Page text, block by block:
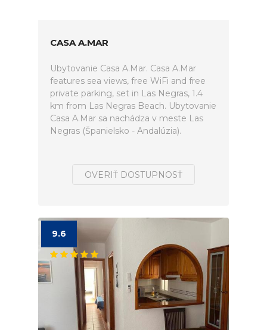
CASA A.MAR
Ubytovanie Casa A.Mar. Casa A.Mar
features sea views, free WiFi and free
private parking, set in Las Negras, 1.4
km from Las Negras Beach. Ubytovanie
Casa A.Mar sa nachádza v meste Las
Negras (Španielsko - Andalúzia).
OVERIŤ DOSTUPNOSŤ
9.6